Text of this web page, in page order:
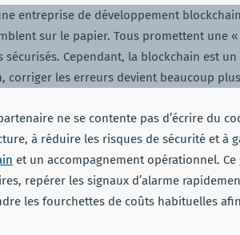
entreprise de développement
sur le papier. Tous promettent une
sécurisés. Cependant, la blockchain est
corriger les erreurs devient beaucoup
ne se contente pas d’écrire du
à réduire les risques de sécurité et à
et un accompagnement opérationnel.
repérer les signaux d’alarme
les fourchettes de coûts habituelles